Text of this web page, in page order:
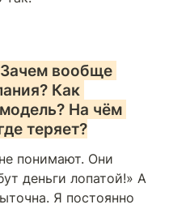
Зачем вообще
Как
На чём
теряет?
понимают. Они
деньги лопатой!» А
Я постоянно